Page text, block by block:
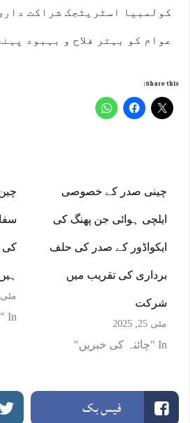
کولمبیا اسٹریٹجک شراکت
عوام کو بہتر فلاح و بہبود
Share this:
مئی 14, 2025
In "چائنہ کی خبریں"
چینی صدر کے خصوصی
ایلچی ہوائی جن پھنگ کی
ایکواڈور کے صدر کی حلف
برداری کی تقریب میں
شرکت
مئی 25, 2025
In "چائنہ کی خبریں"
فیس بک